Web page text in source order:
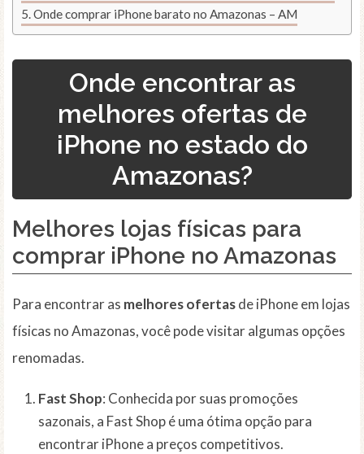
Onde comprar iPhone barato no Amazonas – AM
Onde encontrar as
melhores ofertas de
iPhone no estado do
Amazonas?
Melhores lojas físicas para
comprar iPhone no Amazonas
Para encontrar as melhores ofertasde iPhone em lojas
físicas no Amazonas, você pode visitar algumas opções
renomadas.
Fast Shop: Conhecida por suas promoções
sazonais, a Fast Shop é uma ótima opção para
encontrar iPhone a preços competitivos.